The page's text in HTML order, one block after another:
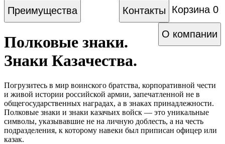
Преимущества Корзина 0
Контакты
О компании
Полковые знаки.
Знаки Казачества.
Погрузитесь в мир воинского братства, корпоративной чести
и живой истории российской армии, запечатленной не в
общегосударственных наградах, а в знаках принадлежности.
Полковые знаки и знаки казачьих войск — это уникальные
символы, указывавшие не на личную доблесть, а на честь
подразделения, к которому навеки был приписан офицер или
казак.